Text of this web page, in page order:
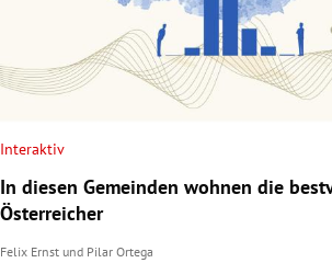
Interaktiv
In diesen Gemeinden wohnen die
Österreicher
Felix Ernst und Pilar Ortega